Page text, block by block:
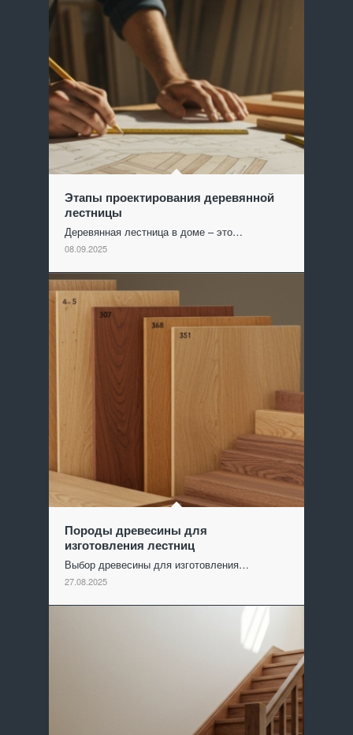
Этапы проектирования деревянной
лестницы
Деревянная лестница в доме – это…
08.09.2025
Породы древесины для
изготовления лестниц
Выбор древесины для изготовления…
27.08.2025